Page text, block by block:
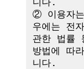
② 이용자
우에는 전
관한 법률
방법에 따
니다.